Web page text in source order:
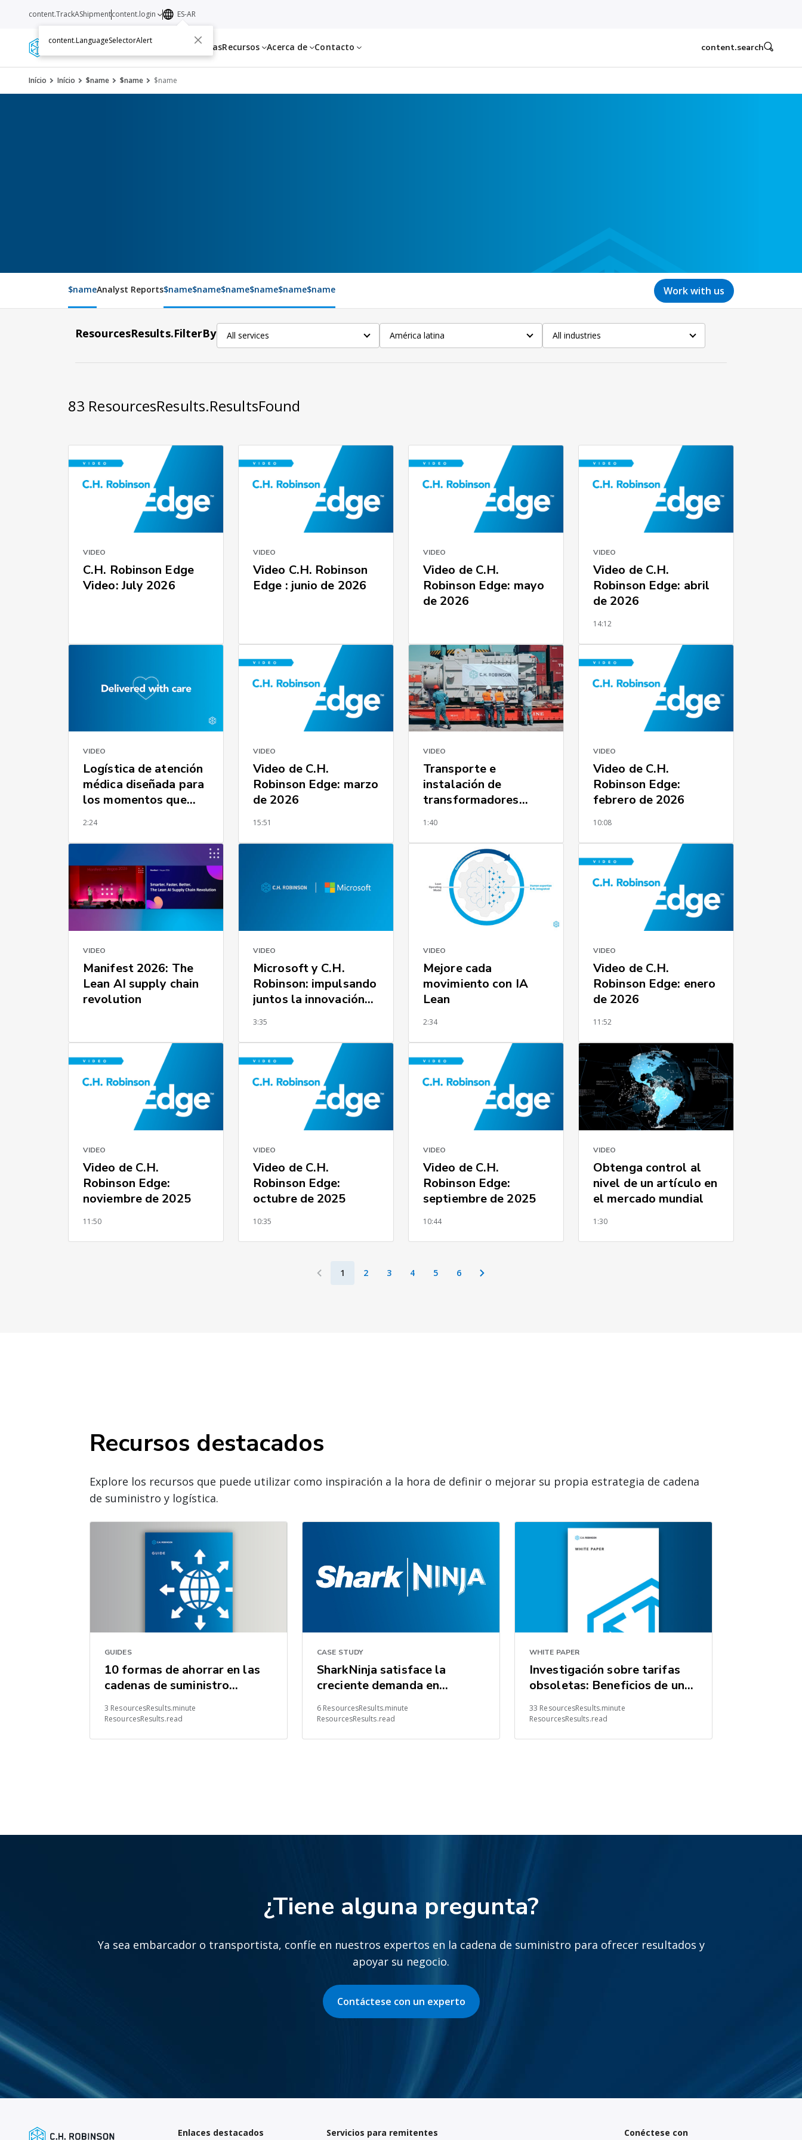
Servicios TransportistasRecursos Acerca de Contacto
content.TrackAShipmentcontent.login ES-AR
content.LanguageSelectorAlert
content.search
Início Início $name $name $name
$nameAnalyst Reports$name$name$name$name$name$name Work with us
ResourcesResults.FilterBy All services América latina All industries
83 ResourcesResults.ResultsFound
VIDEO
C.H. Robinson Edge
Video: July 2026
VIDEO
Video C.H. Robinson
Edge : junio de 2026
VIDEO
Video de C.H.
Robinson Edge: mayo
de 2026
VIDEO
Video de C.H.
Robinson Edge: abril
de 2026
14:12
VIDEO
Logística de atención
médica diseñada para
los momentos que
2:24
VIDEO
Video de C.H.
Robinson Edge: marzo
de 2026
15:51
VIDEO
Transporte e
instalación de
transformadores
1:40
VIDEO
Video de C.H.
Robinson Edge:
febrero de 2026
10:08
VIDEO
Manifest 2026: The
Lean AI supply chain
revolution
VIDEO
Microsoft y C.H.
Robinson: impulsando
juntos la innovación
suministro
3:35
VIDEO
Mejore cada
movimiento con IA
Lean
2:34
VIDEO
Video de C.H.
Robinson Edge: enero
de 2026
11:52
VIDEO
Video de C.H.
Robinson Edge:
noviembre de 2025
11:50
VIDEO
Video de C.H.
Robinson Edge:
octubre de 2025
10:35
VIDEO
Video de C.H.
Robinson Edge:
septiembre de 2025
10:44
VIDEO
Obtenga control al
nivel de un artículo en
el mercado mundial
1:30
1 2 3 4 5 6
Recursos destacados
Explore los recursos que puede utilizar como inspiración a la hora de definir o mejorar su propia estrategia de cadena
de suministro y logística.
GUIDES
10 formas de ahorrar en las
cadenas de suministro
3 ResourcesResults.minute
ResourcesResults.read
CASE STUDY
SharkNinja satisface la
creciente demanda en
condiciones difíciles del
mercado
6 ResourcesResults.minute
ResourcesResults.read
WHITE PAPER
Investigación sobre tarifas
obsoletas: Beneficios de una
estrategia de adquisición de
cargas
33 ResourcesResults.minute
ResourcesResults.read
¿Tiene alguna pregunta?
Ya sea embarcador o transportista, confíe en nuestros expertos en la cadena de suministro para ofrecer resultados y
apoyar su negocio.
Contáctese con un experto
Enlaces destacados Servicios para remitentes Conéctese con